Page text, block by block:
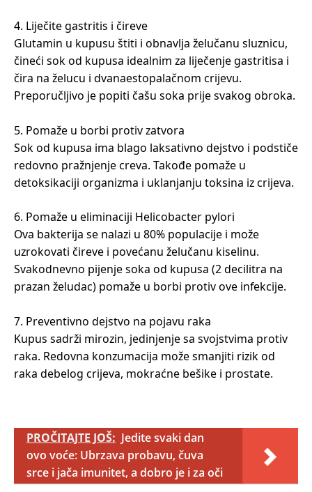
4. Liječite gastritis i čireve
Glutamin u kupusu štiti i obnavlja želučanu sluznicu,
čineći sok od kupusa idealnim za liječenje gastritisa i
čira na želucu i dvanaestopalačnom crijevu.
Preporučljivo je popiti čašu soka prije svakog obroka.
5. Pomaže u borbi protiv zatvora
Sok od kupusa ima blago laksativno dejstvo i podstiče
redovno pražnjenje creva. Takođe pomaže u
detoksikaciji organizma i uklanjanju toksina iz crijeva.
6. Pomaže u eliminaciji Helicobacter pylori
Ova bakterija se nalazi u 80% populacije i može
uzrokovati čireve i povećanu želučanu kiselinu.
Svakodnevno pijenje soka od kupusa (2 decilitra na
prazan želudac) pomaže u borbi protiv ove infekcije.
7. Preventivno dejstvo na pojavu raka
Kupus sadrži mirozin, jedinjenje sa svojstvima protiv
raka. Redovna konzumacija može smanjiti rizik od
raka debelog crijeva, mokraćne bešike i prostate.
PROČITAJTE JOŠ: Jedite svaki dan
ovo voće: Ubrzava probavu, čuva
srce i jača imunitet, a dobro je i za oči